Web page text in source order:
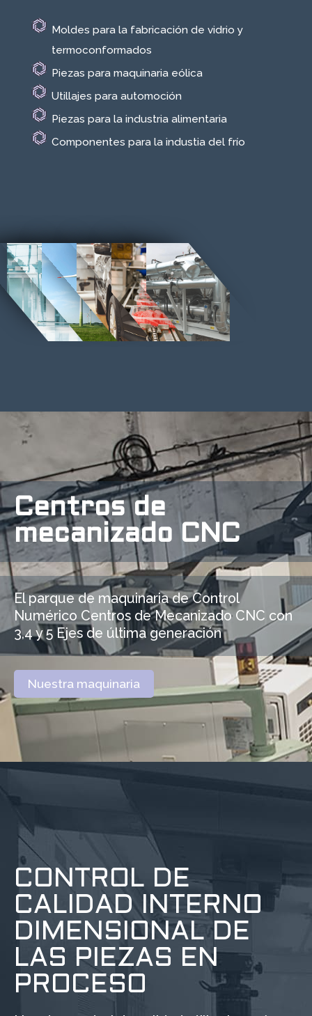
Moldes para la fabricación de vidrio y
termoconformados
Piezas para maquinaria eólica
Utillajes para automoción
Piezas para la industria alimentaria
Componentes para la industia del frío
Centros de
mecanizado CNC
El parque de maquinaria de Control
Numérico Centros de Mecanizado CNC con
3,4 y 5 Ejes de última generación
Nuestra maquinaria
CONTROL DE
CALIDAD INTERNO
DIMENSIONAL DE
LAS PIEZAS EN
PROCESO